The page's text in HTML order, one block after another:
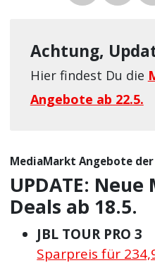
Achtung,
Hier findest Du die
Angebote ab 22.5.
MediaMarkt Angebote
UPDATE:
Deals ab 18.5.
JBL TOUR PRO 3
Sparpreis für